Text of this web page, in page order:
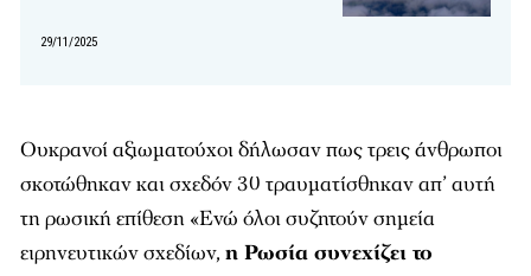
29/11/2025
Ουκρανοί αξιωματούχοι δήλωσαν πως τρεις άνθρωποι
σκοτώθηκαν και σχεδόν 30 τραυματίσθηκαν απ’ αυτή
τη ρωσική επίθεση «Ενώ όλοι συζητούν σημεία
ειρηνευτικών σχεδίων, η Ρωσία συνεχίζει το